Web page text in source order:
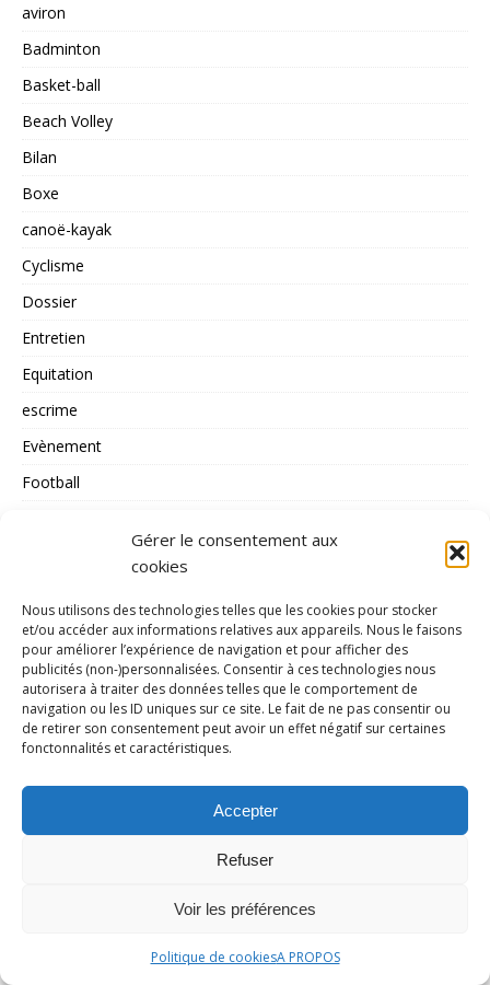
Gérer le consentement aux
cookies
Nous utilisons des technologies telles que les cookies pour stocker
et/ou accéder aux informations relatives aux appareils. Nous le faisons
pour améliorer l’expérience de navigation et pour afficher des
publicités (non-)personnalisées. Consentir à ces technologies nous
autorisera à traiter des données telles que le comportement de
navigation ou les ID uniques sur ce site. Le fait de ne pas consentir ou
de retirer son consentement peut avoir un effet négatif sur certaines
fonctonnalités et caractéristiques.
Accepter
Refuser
Voir les préférences
Politique de cookiesA PROPOS
aviron
Badminton
Basket-ball
Beach Volley
Bilan
Boxe
canoë-kayak
Cyclisme
Dossier
Entretien
Equitation
escrime
Evènement
Football
Handball
Handisport
Hockey/gazon
Hockey/glace